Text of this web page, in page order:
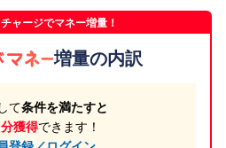
ャージでマネー増量！
増量の内訳
て条件を満たすと
獲得できます！